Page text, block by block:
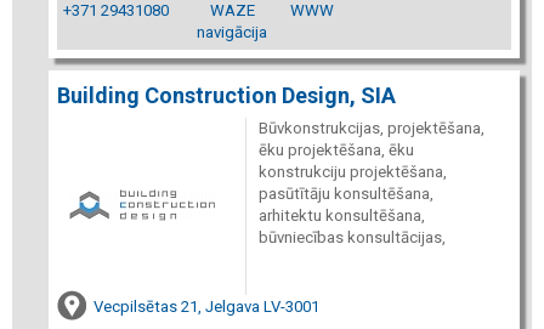
+371 29431080
WAZE
navigācija
WWW
Building Construction Design, SIA
Būvkonstrukcijas, projektēšana,
ēku projektēšana, ēku
konstrukciju projektēšana,
pasūtītāju konsultēšana,
arhitektu konsultēšana,
būvniecības konsultācijas,
Vecpilsētas 21, Jelgava LV-3001